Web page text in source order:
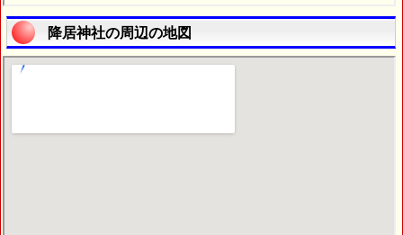
降居神社の周辺の地図